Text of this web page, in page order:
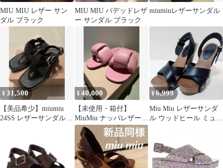
MIU MIU レザー サン
ダル ブラック
MIU MIU パデッドレザ
ー サンダル ブラック
miumiuレザーサンダル
¥31,500
【美品希少】miumiu
24SS レザーサンダル
¥40,000
【未使用・箱付】
MiuMiu ナッパレザー
パファー サンダル ピン
ク 36
¥6,999
Miu Miu レザーサンダ
ル ウッドヒール ミュウ